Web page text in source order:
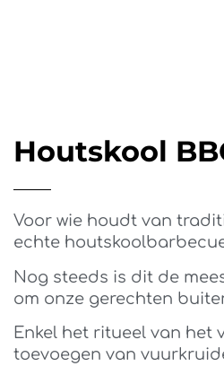
Houtskool
Voor wie houdt van
echte
Nog steeds is dit de
om onze gerechten
Enkel het ritueel van het
toevoegen van